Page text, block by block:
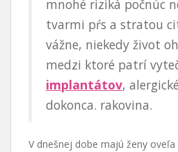
mnohé riziká počnúc
tvarmi pŕs a stratou
vážne, niekedy život
medzi ktoré patrí
implantátov,
dokonca. rakovina.
V dnešnej dobe majú ženy